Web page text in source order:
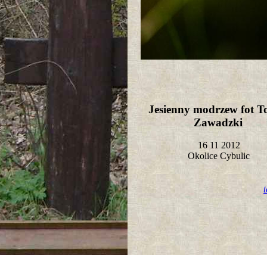
Jesienny modrzew fot
Zawadzki
16 11 2012
Okolice Cybulic